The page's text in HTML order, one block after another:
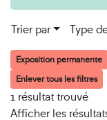
Trier par Type
Exposition permanente
Enlever tous les filtres
1 résultat trouvé
Afficher les